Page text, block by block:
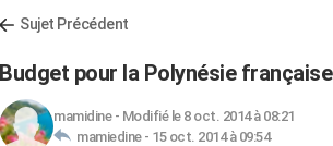
Sujet Précédent
Budget pour la Polynésie française
mamidine- Modifié le 8 oct. 2014 à 08:21
mamiedine - 15 oct. 2014 à 09:54